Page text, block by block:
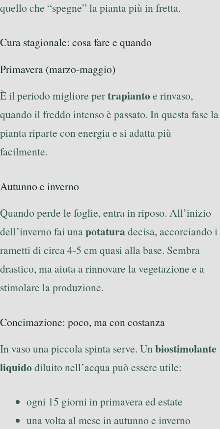
quello che “spegne” la pianta più in fretta.
Cura stagionale: cosa fare e quando
Primavera (marzo-maggio)
È il periodo migliore pertrapiantoe rinvaso,
quando il freddo intenso è passato. In questa fase la
pianta riparte con energia e si adatta più
facilmente.
Autunno e inverno
Quando perde le foglie, entra in riposo. All’inizio
dell’inverno fai unapotaturadecisa, accorciando i
rametti di circa 4-5 cm quasi alla base. Sembra
drastico, ma aiuta a rinnovare la vegetazione e a
stimolare la produzione.
Concimazione: poco, ma con costanza
In vaso una piccola spinta serve. Unbiostimolante
liquidodiluito nell’acqua può essere utile:
ogni 15 giorni in primavera ed estate
una volta al mese in autunno e inverno